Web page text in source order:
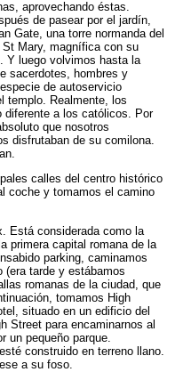
aprovechando éstas.
de pasear por el jardín,
Gate, una torre normanda del
Mary, magnífica con su
Y luego volvimos hasta la
sacerdotes, hombres y
de autoservicio
templo. Realmente, los
diferente a los católicos. Por
que nosotros
disfrutaban de su comilona.
calles del centro histórico
coche y tomamos el camino
Está considerada como la
primera capital romana de la
parking, caminamos
(era tarde y estábamos
romanas de la ciudad, que
tomamos High
situado en un edificio del
Street para encaminarnos al
un pequeño parque.
construido en terreno llano.
a su foso.